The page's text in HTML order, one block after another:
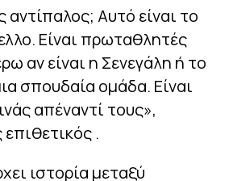
Αυτό είναι το
Είναι πρωταθλητές
αν είναι η Σενεγάλη ή το
σπουδαία ομάδα. Είναι
απέναντί ​​τους»,
επιθετικός .
ιστορία μεταξύ